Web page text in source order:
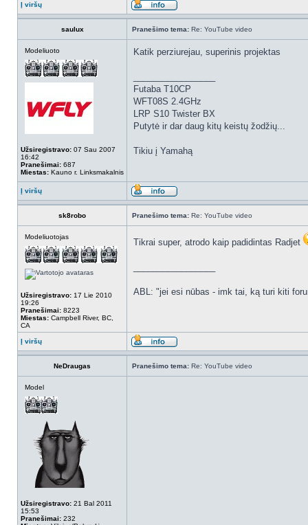
Į viršų
saulux Pranešimo tema: Re: YouTube video
Modeliuoto
Užsiregistravo: 07 Sau 2007
16:42
Pranešimai: 687
Miestas: Kauno r. Linksmakalnis
Katik perziurejau, superinis projektas
Futaba T10CP
WFT08S 2.4GHz
LRP S10 Twister BX
Putytė ir dar daug kitų keistų žodžių...
Tikiu į Yamahą
Į viršų
sk8robo Pranešimo tema: Re: YouTube video
Modeliuotojas
Užsiregistravo: 17 Lie 2010
19:26
Pranešimai: 8223
Miestas: Campbell River, BC,
CA
Tikrai super, atrodo kaip padidintas Radjet
ABL: "jei esi nūbas - imk tai, ką turi kiti
Į viršų
NeDraugas Pranešimo tema: Re: YouTube video
Model
Užsiregistravo: 21 Bal 2011
15:53
Pranešimai: 232